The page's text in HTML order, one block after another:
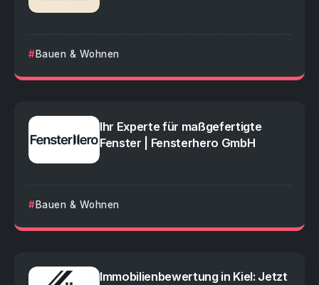
Bauen & Wohnen
Ihr Experte für maßgefertigte
Fenster | Fensterhero GmbH
Bauen & Wohnen
Immobilienbewertung in Kiel: Jetzt